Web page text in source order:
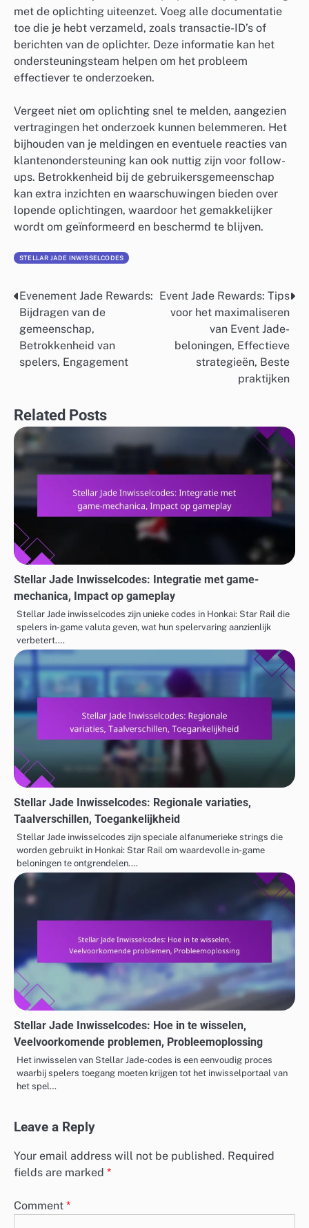
met de oplichting uiteenzet. Voeg alle documentatie
toe die je hebt verzameld, zoals transactie-ID’s of
berichten van de oplichter. Deze informatie kan het
ondersteuningsteam helpen om het probleem
effectiever te onderzoeken.
Vergeet niet om oplichting snel te melden, aangezien
vertragingen het onderzoek kunnen belemmeren. Het
bijhouden van je meldingen en eventuele reacties van
klantenondersteuning kan ook nuttig zijn voor follow-
ups. Betrokkenheid bij de gebruikersgemeenschap
kan extra inzichten en waarschuwingen bieden over
lopende oplichtingen, waardoor het gemakkelijker
wordt om geïnformeerd en beschermd te blijven.
STELLAR JADE INWISSELCODES
Post
navigation
Evenement Jade Rewards:
Bijdragen van de
gemeenschap,
Betrokkenheid van
spelers, Engagement
Event Jade Rewards: Tips
voor het maximaliseren
van Event Jade-
beloningen, Effectieve
strategieën, Beste
praktijken
Related Posts
Stellar Jade Inwisselcodes: Integratie met game-
mechanica, Impact op gameplay
Stellar Jade inwisselcodes zijn unieke codes in Honkai: Star Rail die
spelers in-game valuta geven, wat hun spelervaring aanzienlijk
verbetert.…
Stellar Jade Inwisselcodes: Regionale variaties,
Taalverschillen, Toegankelijkheid
Stellar Jade inwisselcodes zijn speciale alfanumerieke strings die
worden gebruikt in Honkai: Star Rail om waardevolle in-game
beloningen te ontgrendelen.…
Stellar Jade Inwisselcodes: Hoe in te wisselen,
Veelvoorkomende problemen, Probleemoplossing
Het inwisselen van Stellar Jade-codes is een eenvoudig proces
waarbij spelers toegang moeten krijgen tot het inwisselportaal van
het spel…
Leave a Reply
Your email address will not be published. Required
fields are marked *
Comment *